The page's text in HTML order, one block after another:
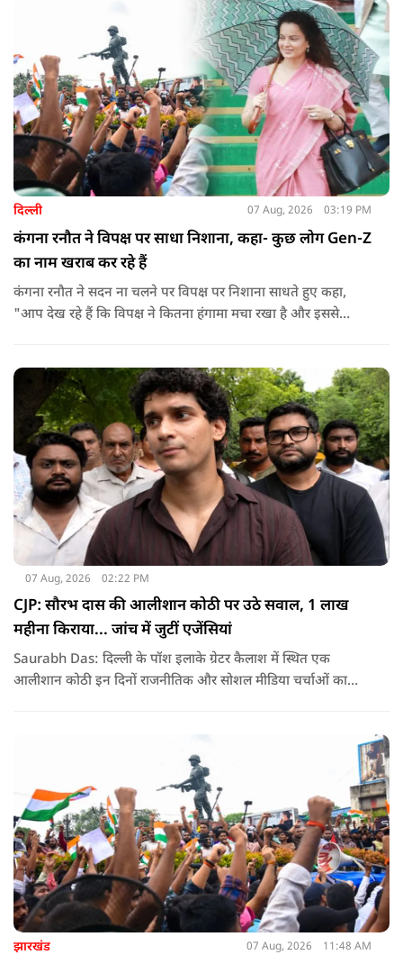
दिल्ली 07 Aug, 2026 03:19 PM
कंगना रनौत ने विपक्ष पर साधा निशाना, कहा- कुछ लोग Gen-Z
का नाम खराब कर रहे हैं
कंगना रनौत ने सदन ना चलने पर विपक्ष पर निशाना साधते हुए कहा,
"आप देख रहे हैं कि विपक्ष ने कितना हंगामा मचा रखा है और इससे
देश के सामने साफ हो रही है. और जब हारते हैं, तो रोना रोते हैं."
07 Aug, 2026 02:22 PM
CJP: सौरभ दास की आलीशान कोठी पर उठे सवाल, 1 लाख
महीना किराया... जांच में जुटीं एजेंसियां
Saurabh Das: दिल्ली के पॉश इलाके ग्रेटर कैलाश में स्थित एक
आलीशान कोठी इन दिनों राजनीतिक और सोशल मीडिया चर्चाओं का
झारखंड 07 Aug, 2026 11:48 AM